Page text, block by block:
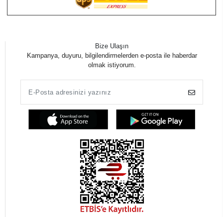
Bize Ulaşın
Kampanya, duyuru, bilgilendirmelerden e-posta ile haberdar
olmak istiyorum.